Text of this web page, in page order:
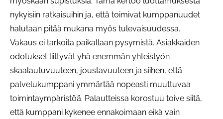
nykyisiin ratkaisuihin ja, että toimivat kumppanuudet
halutaan pitää mukana myös tulevaisuudessa.
Vakaus ei tarkoita paikallaan pysymistä. Asiakkaiden
odotukset liittyvät yhä enemmän yhteistyön
skaalautuvuuteen, joustavuuteen ja siihen, että
palvelukumppani ymmärtää nopeasti muuttuvaa
toimintaympäristöä. Palautteissa korostuu toive siitä,
että kumppani kykenee ennakoimaan eikä vain